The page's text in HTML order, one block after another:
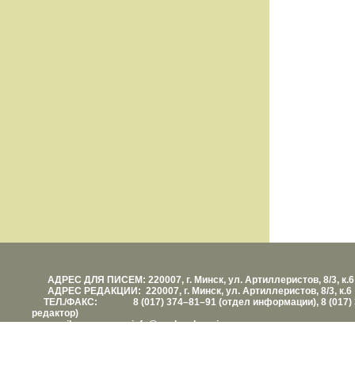
АДРЕС ДЛЯ ПИСЕМ: 220007, г. Минск, ул. Артиллеристов, 8/3, к.6
АДРЕС РЕДАКЦИИ: 220007, г. Минск, ул. Артиллеристов, 8/3, к.6
ТЕЛ./ФАКС: 8 (017) 374–81–91 (отдел информации), 8 (017)
редактор)
е-mail: info@vashezdorovie.com